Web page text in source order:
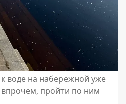
к воде на набережной уже
пройти по ним